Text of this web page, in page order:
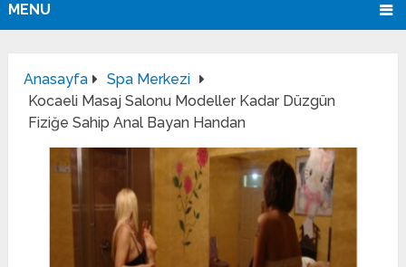
MENU
Anasayfa
Spa Merkezi
Kocaeli Masaj Salonu Modeller Kadar Düzgün
Fiziğe Sahip Anal Bayan Handan